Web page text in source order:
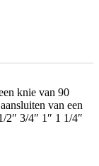
knie van 90
van een
2″ 3/4″ 1″ 1 1/4″